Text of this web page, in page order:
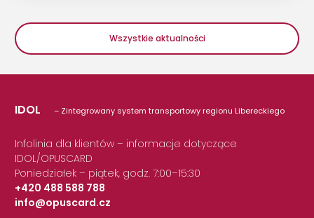
Wszystkie aktualności
IDOL – Zintegrowany system transportowy regionu Libereckiego
Infolinia dla klientów – informacje dotyczące
IDOL/OPUSCARD
Poniedziałek – piątek, godz. 7:00–15:30
+420 488 588 788
|
info@opuscard.cz